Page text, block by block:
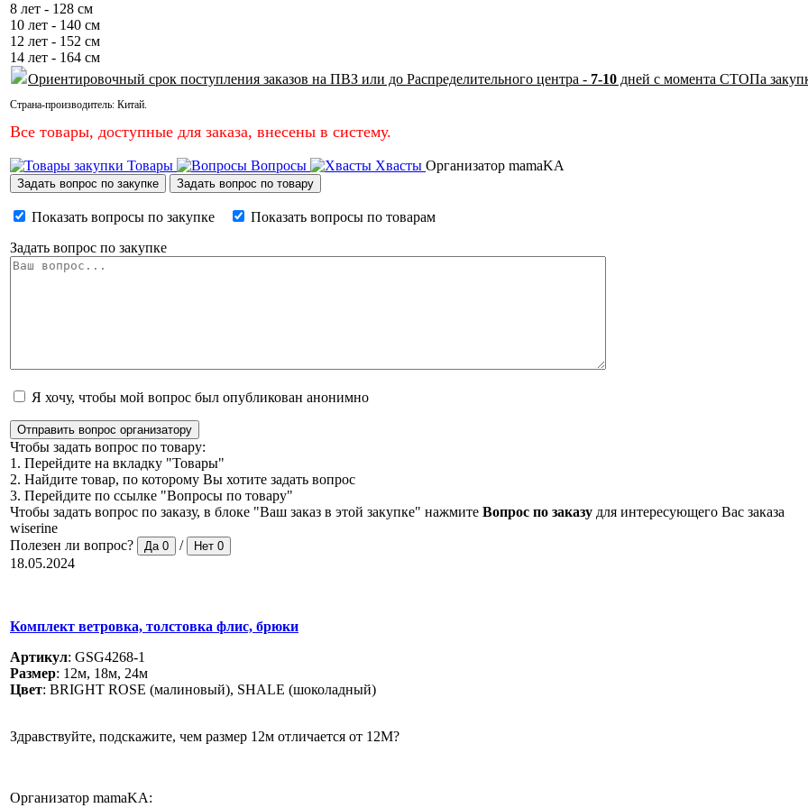
8 лет - 128 см
10 лет - 140 см
12 лет - 152 см
14 лет - 164 см
Ориентировочный срок поступления заказов на ПВЗ или до Распределительного центра - 7-10 дней с момента СТОПа
Страна-производитель: Китай.
Все товары, доступные для заказа, внесены в систему.
Товары Вопросы Хвасты Организатор mamaKA
Задать вопрос по закупке Задать вопрос по товару
Показать вопросы по закупке
Показать вопросы по товарам
Задать вопрос по закупке
Я хочу, чтобы мой вопрос был опубликован анонимно
Отправить вопрос организатору
Чтобы задать вопрос по товару:
1. Перейдите на вкладку "Товары"
2. Найдите товар, по которому Вы хотите задать вопрос
3. Перейдите по ссылке "Вопросы по товару"
Чтобы задать вопрос по заказу, в блоке "Ваш заказ в этой закупке" нажмите Вопрос по заказу для интересующего Вас заказа
wiserine
Полезен ли вопрос?
Да 0 / Нет 0
18.05.2024
Комплект ветровка, толстовка флис, брюки
Артикул: GSG4268-1
Размер: 12м, 18м, 24м
Цвет: BRIGHT ROSE (малиновый), SHALE (шоколадный)
Здравствуйте, подскажите, чем размер 12м отличается от 12М?
Организатор mamaKA: